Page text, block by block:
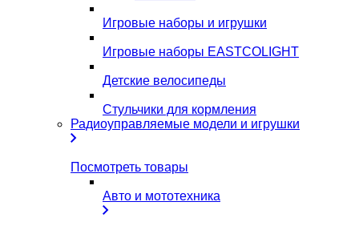
Игровые наборы и игрушки
Игровые наборы EASTCOLIGHT
Детские велосипеды
Стульчики для кормления
Радиоуправляемые модели и игрушки
Посмотреть товары
Авто и мототехника